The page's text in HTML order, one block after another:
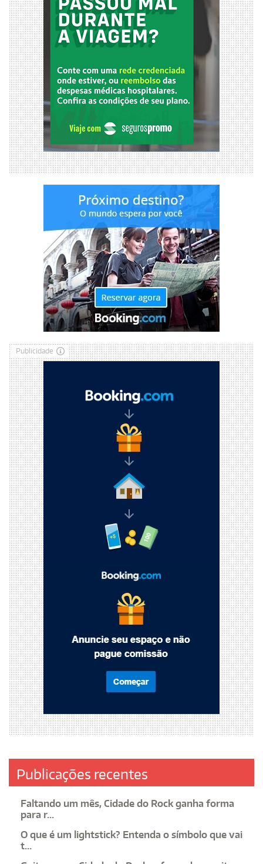
Publicidade
Publicações recentes
Faltando um mês, Cidade do Rock ganha forma
para r...
O que é um lightstick? Entenda o símbolo que vai
t...